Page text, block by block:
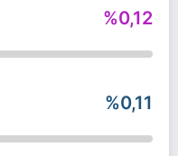
%0,12
%0,11